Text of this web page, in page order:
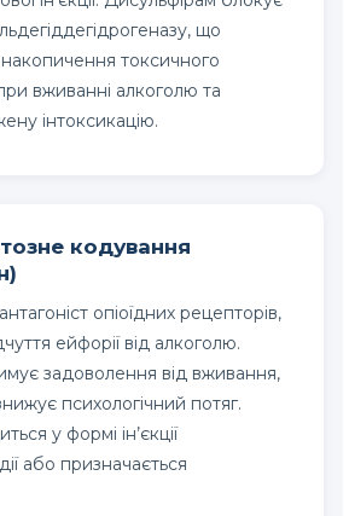
що
токсичного
вживанні алкоголю та
інтоксикацію.
кодування
опіоїдних рецепторів,
ейфорії від алкоголю.
задоволення від вживання,
психологічний потяг.
у формі ін’єкції
або призначається